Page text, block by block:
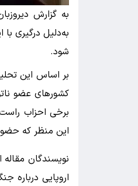
به گزارش
به‌دلیل درگیری
شود.
بر اساس این
کشورهای عضو
برخی احزاب
این منظر که
نویسندگان
اروپایی درباره